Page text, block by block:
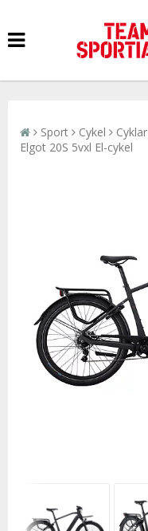
Sport Cykel Cyklar
Elgot 20S 5vxl El-cykel